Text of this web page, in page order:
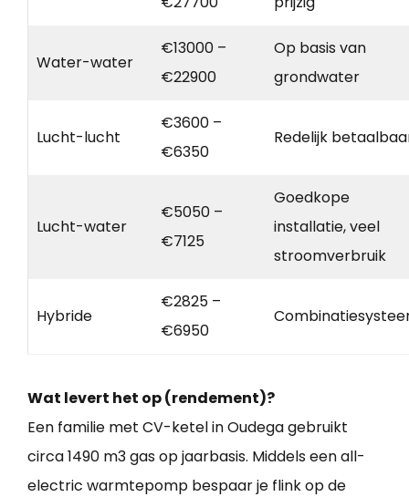
Water-water
€13000 –
€22900
Op basis van
grondwater
Lucht-lucht
€3600 –
€6350
Redelijk
Lucht-water
€5050 –
€7125
Goedkope
installatie, veel
stroomverbruik
Hybride
€2825 –
€6950
Wat levert het op (rendement)?
Een familie met CV-ketel in Oudega gebruikt
circa 1490 m3 gas op jaarbasis. Middels een all-
electric warmtepomp bespaar je flink op de